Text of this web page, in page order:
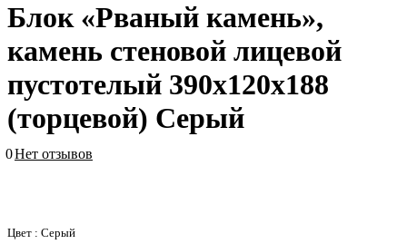
Блок «Рваный камень»,
камень стеновой лицевой
пустотелый 390х120х188
(торцевой) Серый
0Нет отзывов
Цвет : Серый